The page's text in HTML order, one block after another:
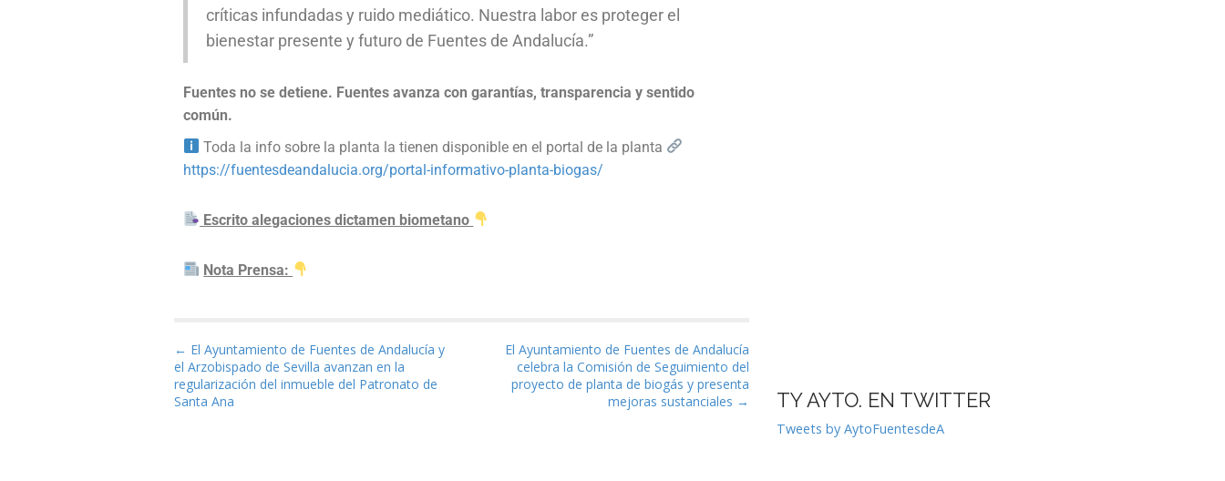
críticas infundadas y ruido mediático. Nuestra labor es proteger el
bienestar presente y futuro de Fuentes de Andalucía.”
Fuentes no se detiene. Fuentes avanza con garantías, transparencia y sentido
común.
Toda la info sobre la planta la tienen disponible en el portal de la planta
https://fuentesdeandalucia.org/portal-informativo-planta-biogas/
Escrito alegaciones dictamen biometano
Nota Prensa:
Navegación de entradas
← El Ayuntamiento de Fuentes de Andalucía y
el Arzobispado de Sevilla avanzan en la
regularización del inmueble del Patronato de
Santa Ana
El Ayuntamiento de Fuentes de Andalucía
celebra la Comisión de Seguimiento del
proyecto de planta de biogás y presenta
mejoras sustanciales →
TY AYTO. EN TWITTER
Tweets by AytoFuentesdeA